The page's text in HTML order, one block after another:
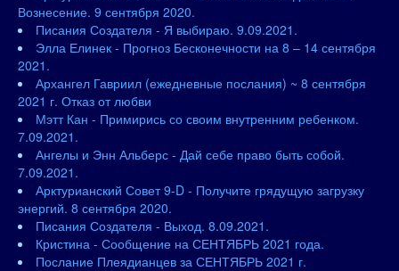
Вознесение. 9 сентября 2020.
Писания Создателя - Я выбираю. 9.09.2021.
Элла Елинек - Прогноз Бесконечности на 8 – 14 сентября
2021.
Архангел Гавриил (ежедневные послания) ~ 8 сентября
2021 г. Отказ от любви
Мэтт Кан - Примирись со своим внутренним ребенком.
7.09.2021.
Ангелы и Энн Альберс - Дай себе право быть собой.
7.09.2021.
Арктурианский Совет 9-D - Получите грядущую загрузку
энергий. 8 сентября 2020.
Писания Создателя - Выход. 8.09.2021.
Кристина - Сообщение на СЕНТЯБРЬ 2021 года.
Послание Плеядианцев за СЕНТЯБРЬ 2021 г.